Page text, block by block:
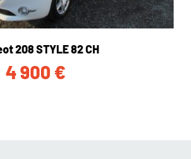
208 STYLE 82 CH
4 900 €